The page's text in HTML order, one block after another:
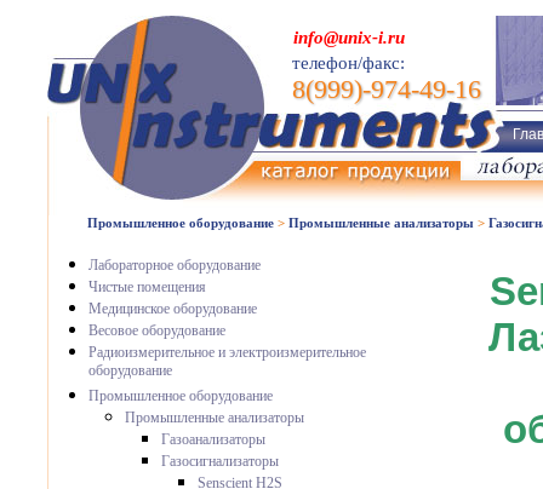
info@unix-i.ru
телефон/факс:
8(999)-974-49-16
Промышленное оборудование > Промышленные анализаторы >
Лабораторное оборудование
Чистые помещения
Медицинское оборудование
Весовое оборудование
Радиоизмерительное и электроизмерительное
оборудование
Промышленное оборудование
Промышленные анализаторы
Газоанализаторы
Газосигнализаторы
Senscient H2S